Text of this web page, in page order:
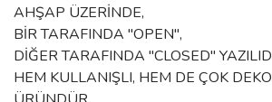
AHŞAP ÜZERİNDE,
BİR TARAFINDA "OPEN",
DİĞER TARAFINDA "CLOSED"
HEM KULLANIŞLI, HEM DE ÇOK